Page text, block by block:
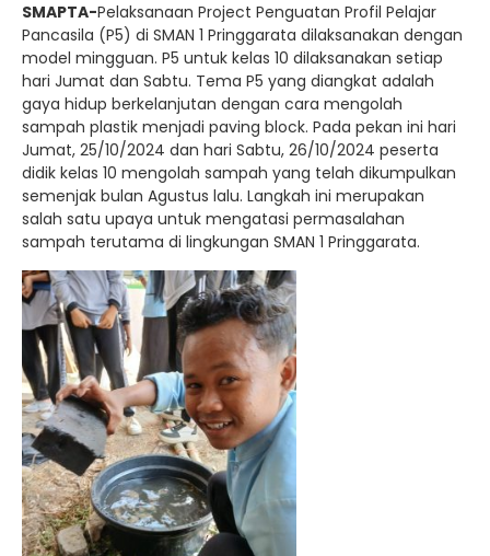
SMAPTA-Pelaksanaan Project Penguatan Profil Pelajar
Pancasila (P5) di SMAN 1 Pringgarata dilaksanakan dengan
model mingguan. P5 untuk kelas 10 dilaksanakan setiap
hari Jumat dan Sabtu. Tema P5 yang diangkat adalah
gaya hidup berkelanjutan dengan cara mengolah
sampah plastik menjadi paving block. Pada pekan ini hari
Jumat, 25/10/2024 dan hari Sabtu, 26/10/2024 peserta
didik kelas 10 mengolah sampah yang telah dikumpulkan
semenjak bulan Agustus lalu. Langkah ini merupakan
salah satu upaya untuk mengatasi permasalahan
sampah terutama di lingkungan SMAN 1 Pringgarata.